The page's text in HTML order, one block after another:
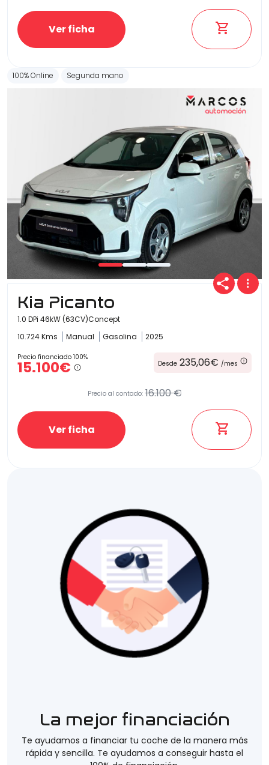
Ver ficha
100% Online Segunda mano
Kia Picanto
1.0 DPi 46kW (63CV)Concept
10.724 Kms
Manual Gasolina 2025
Precio financiado 100%
15.100€ Desde 235,06€ /mes
Precio al contado: 16.100 €
Ver ficha
La mejor financiación
Te ayudamos a financiar tu coche de la manera más
rápida y sencilla. Te ayudamos a conseguir hasta el